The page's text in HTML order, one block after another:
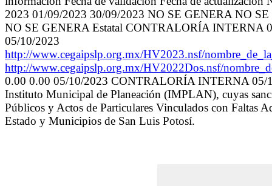
2023 01/09/2023 30/09/2023 NO SE GENERA NO
NO SE GENERA Estatal CONTRALORÍA INTERNA
05/10/2023
http://www.cegaipslp.org.mx/HV2023.nsf/
http://www.cegaipslp.org.mx/HV2022Dos.nsf/
0.00 0.00 05/10/2023 CONTRALORÍA INTERNA 05/
Instituto Municipal de Planeación (IMPLAN), cuyas
Públicos y Actos de Particulares Vinculados con Faltas
Estado y Municipios de San Luis Potosí.